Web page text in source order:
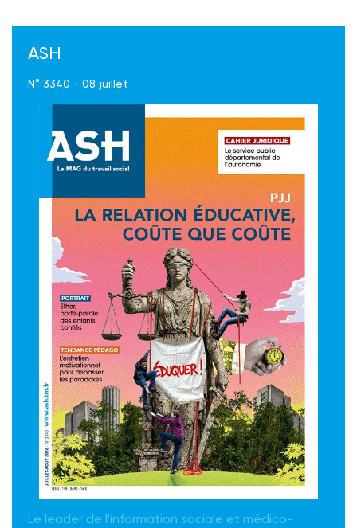
ASH
N° 3340 - 08 juillet
Le leader de l'information sociale et médico-